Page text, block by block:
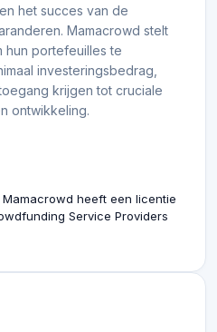
het succes van de
Mamacrowd stelt
hun portefeuilles te
investeringsbedrag,
krijgen tot cruciale
ontwikkeling.
heeft een licentie
Service Providers